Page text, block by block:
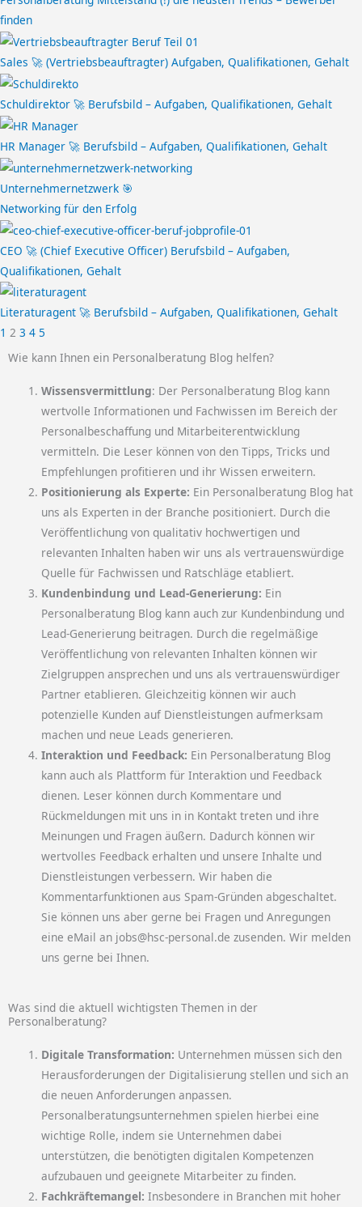
finden
Sales 🚀 (Vertriebsbeauftragter) Aufgaben, Qualifikationen, Gehalt
Schuldirektor 🚀 Berufsbild – Aufgaben, Qualifikationen, Gehalt
HR Manager 🚀 Berufsbild – Aufgaben, Qualifikationen, Gehalt
Unternehmernetzwerk 🎯
Networking für den Erfolg
CEO 🚀 (Chief Executive Officer) Berufsbild – Aufgaben,
Qualifikationen, Gehalt
Literaturagent 🚀 Berufsbild – Aufgaben, Qualifikationen, Gehalt
1 2 3 4 5
Wie kann Ihnen ein Personalberatung Blog helfen?
Wissensvermittlung: Der Personalberatung Blog kann
wertvolle Informationen und Fachwissen im Bereich der
Personalbeschaffung und Mitarbeiterentwicklung
vermitteln. Die Leser können von den Tipps, Tricks und
Empfehlungen profitieren und ihr Wissen erweitern.
Positionierung als Experte: Ein Personalberatung Blog hat
uns als Experten in der Branche positioniert. Durch die
Veröffentlichung von qualitativ hochwertigen und
relevanten Inhalten haben wir uns als vertrauenswürdige
Quelle für Fachwissen und Ratschläge etabliert.
Kundenbindung und Lead-Generierung: Ein
Personalberatung Blog kann auch zur Kundenbindung und
Lead-Generierung beitragen. Durch die regelmäßige
Veröffentlichung von relevanten Inhalten können wir
Zielgruppen ansprechen und uns als vertrauenswürdiger
Partner etablieren. Gleichzeitig können wir auch
potenzielle Kunden auf Dienstleistungen aufmerksam
machen und neue Leads generieren.
Interaktion und Feedback: Ein Personalberatung Blog
kann auch als Plattform für Interaktion und Feedback
dienen. Leser können durch Kommentare und
Rückmeldungen mit uns in in Kontakt treten und ihre
Meinungen und Fragen äußern. Dadurch können wir
wertvolles Feedback erhalten und unsere Inhalte und
Dienstleistungen verbessern. Wir haben die
Kommentarfunktionen aus Spam-Gründen abgeschaltet.
Sie können uns aber gerne bei Fragen und Anregungen
eine eMail an jobs@hsc-personal.de zusenden. Wir melden
uns gerne bei Ihnen.
Was sind die aktuell wichtigsten Themen in der
Personalberatung?
Digitale Transformation: Unternehmen müssen sich den
Herausforderungen der Digitalisierung stellen und sich an
die neuen Anforderungen anpassen.
Personalberatungsunternehmen spielen hierbei eine
wichtige Rolle, indem sie Unternehmen dabei
unterstützen, die benötigten digitalen Kompetenzen
aufzubauen und geeignete Mitarbeiter zu finden.
Fachkräftemangel: Insbesondere in Branchen mit hoher